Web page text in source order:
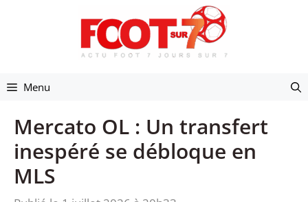
Menu
Mercato OL : Un transfert
inespéré se débloque en
MLS